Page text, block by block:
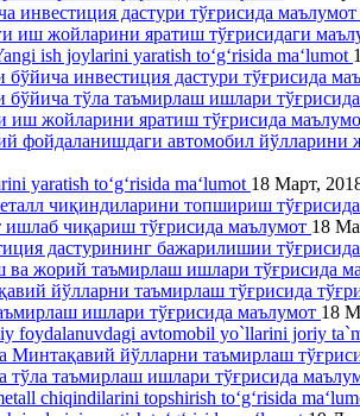
инвестиция дастури тўғрисида маълумот
иш жойларини яратиш тўғрисидаги
ish joylarini yaratish to‘g‘risida ma‘lumot
инвестиция дастури тўғрисида
бўйича тўла таъмирлаш ишлари
иш жойларини яратиш тўғрисида
фойдаланишдаги автомобил
yaratish to‘g‘risida ma‘lumot 18 Март,
чиқиндиларини топшириш
ишлаб чиқариш тўғрисида маълумот 18
дастурининг бажарилишии
ва жорий таъмирлаш ишлари тўғрисида
йўлларни таъмирлаш тўғрисида
ишлари тўғрисида маълумот 18
avtomobil yo`llarini joriy
Минтақавий йўлларни таъмирлаш
тўла таъмирлаш ишлари тўғрисида
chiqindilarini topshirish to‘g‘risida